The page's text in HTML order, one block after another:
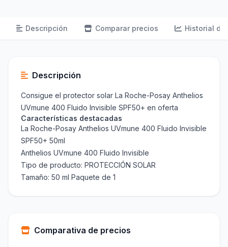
Descripción Comparar precios Historial de
Descripción
Consigue el protector solar La Roche-Posay Anthelios
UVmune 400 Fluido Invisible SPF50+ en oferta
Características destacadas
La Roche-Posay Anthelios UVmune 400 Fluido Invisible
SPF50+ 50ml
Anthelios UVmune 400 Fluido Invisible
Tipo de producto: PROTECCIÓN SOLAR
Tamaño: 50 ml Paquete de 1
Comparativa de precios